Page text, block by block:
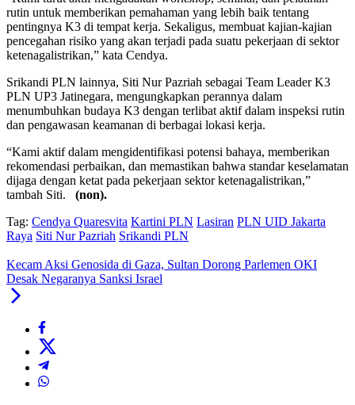
rutin untuk memberikan pemahaman yang lebih baik tentang
pentingnya K3 di tempat kerja. Sekaligus, membuat kajian-kajian
pencegahan risiko yang akan terjadi pada suatu pekerjaan di sektor
ketenagalistrikan,” kata Cendya.
Srikandi PLN lainnya, Siti Nur Pazriah sebagai Team Leader K3
PLN UP3 Jatinegara, mengungkapkan perannya dalam
menumbuhkan budaya K3 dengan terlibat aktif dalam inspeksi rutin
dan pengawasan keamanan di berbagai lokasi kerja.
“Kami aktif dalam mengidentifikasi potensi bahaya, memberikan
rekomendasi perbaikan, dan memastikan bahwa standar keselamatan
dijaga dengan ketat pada pekerjaan sektor ketenagalistrikan,”
tambah Siti. (non).
Tag: Cendya Quaresvita Kartini PLN Lasiran PLN UID Jakarta
Raya Siti Nur Pazriah Srikandi PLN
Kecam Aksi Genosida di Gaza, Sultan Dorong Parlemen OKI
Desak Negaranya Sanksi Israel